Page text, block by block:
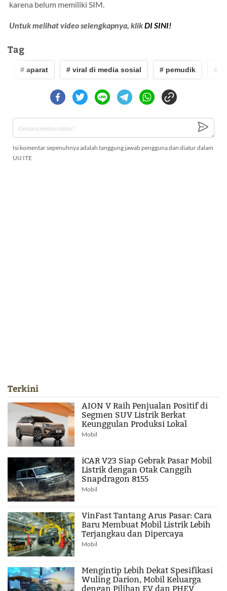
karena belum memiliki SIM.
Untuk melihat video selengkapnya, klikDI SINI!
Tag
# aparat # viral di media sosial # pemudik #
Isi komentar sepenuhnya adalah tanggung jawab pengguna dan diatur dalam
UU ITE
Terkini
AION V Raih Penjualan Positif di
Segmen SUV Listrik Berkat
Keunggulan Produksi Lokal
Mobil
iCAR V23 Siap Gebrak Pasar Mobil
Listrik dengan Otak Canggih
Snapdragon 8155
Mobil
VinFast Tantang Arus Pasar: Cara
Baru Membuat Mobil Listrik Lebih
Terjangkau dan Dipercaya
Mobil
Mengintip Lebih Dekat Spesifikasi
Wuling Darion, Mobil Keluarga
dengan Pilihan EV dan PHEV